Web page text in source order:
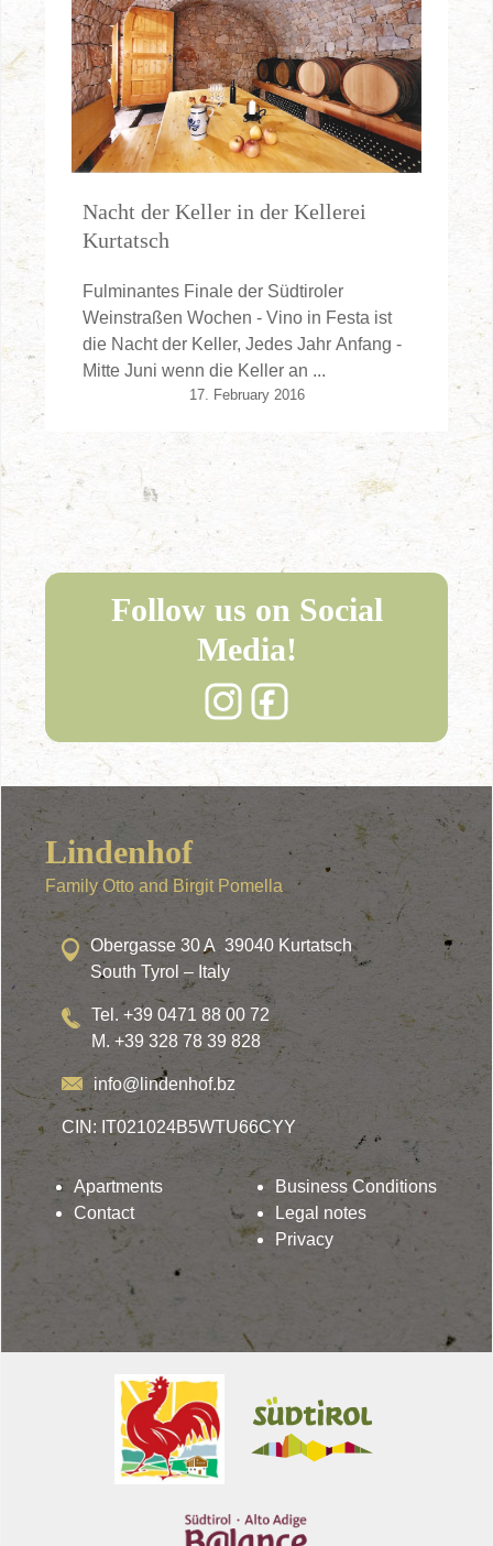
Nacht der Keller in der Kellerei
Kurtatsch
Fulminantes Finale der Südtiroler
Weinstraßen Wochen - Vino in Festa ist
die Nacht der Keller, Jedes Jahr Anfang -
Mitte Juni wenn die Keller an ...
17. February 2016
Follow us on Social
Media!
Lindenhof
Family Otto and Birgit Pomella
Obergasse 30 A 39040 Kurtatsch
South Tyrol – Italy
Tel. +39 0471 88 00 72
M. +39 328 78 39 828
info@lindenhof.bz
CIN: IT021024B5WTU66CYY
Apartments
Contact
Business Conditions
Legal notes
Privacy
Lindenhof